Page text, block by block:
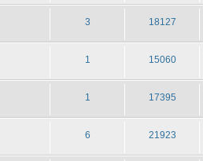
3 18127
1 15060
1 17395
6 21923